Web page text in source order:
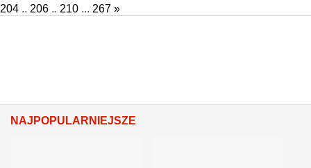
204 .. 206 .. 210 ... 267 »
NAJPOPULARNIEJSZE